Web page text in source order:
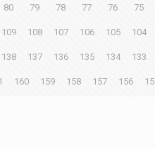
75
76
77
78
79
80
104
105
106
107
108
109
133
134
135
136
137
138
156
157
158
159
160